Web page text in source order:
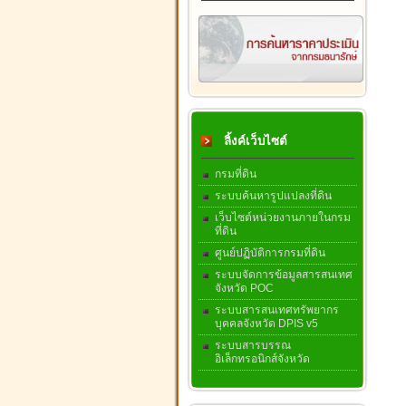
ลิ้งค์เว็บไซต์
กรมที่ดิน
ระบบค้นหารูปแปลงที่ดิน
เว็บไซต์หน่วยงานภายในกรม
ที่ดิน
ศูนย์ปฏิบัติการกรมที่ดิน
ระบบจัดการข้อมูลสารสนเทศ
จังหวัด POC
ระบบสารสนเทศทรัพยากร
บุคคลจังหวัด DPIS v5
ระบบสารบรรณ
อิเล็กทรอนิกส์จังหวัด